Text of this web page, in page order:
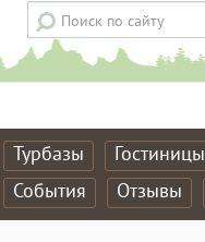
Турбазы Гостиницы
События
Отзывы